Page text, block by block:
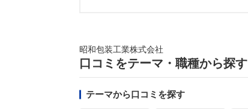
昭和包装工業株式会社
口コミをテーマ・職種から探す
テーマから口コミを探す